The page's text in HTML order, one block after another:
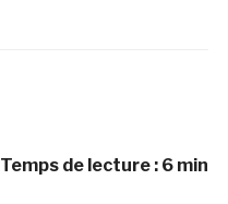
Temps de lecture : 6 min